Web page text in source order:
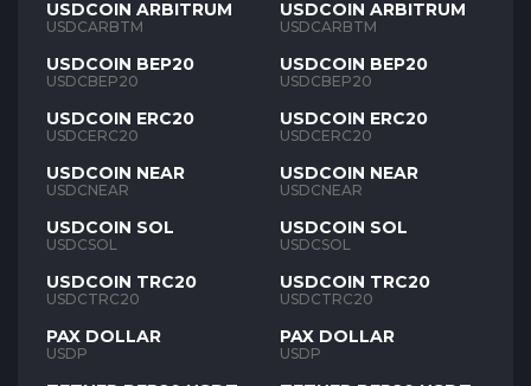
USDCOIN ARBITRUM
USDCARBTM
USDCOIN BEP20
USDCBEP20
USDCOIN ERC20
USDCERC20
USDCOIN NEAR
USDCNEAR
USDCOIN SOL
USDCSOL
USDCOIN TRC20
USDCTRC20
PAX DOLLAR
USDP
USDCOIN ARBITRUM
USDCARBTM
USDCOIN BEP20
USDCBEP20
USDCOIN ERC20
USDCERC20
USDCOIN NEAR
USDCNEAR
USDCOIN SOL
USDCSOL
USDCOIN TRC20
USDCTRC20
PAX DOLLAR
USDP